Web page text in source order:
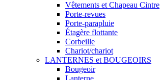
Vêtements et Chapeau Cintre
Porte-revues
Porte-parapluie
Étagère flottante
Corbeille
Chariot/chariot
LANTERNES et BOUGEOIRS
Bougeoir